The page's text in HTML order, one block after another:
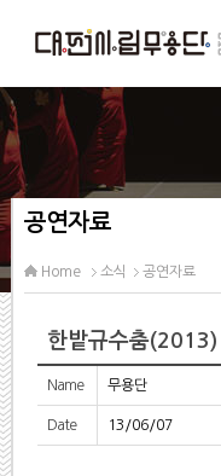
공연자료
Home 소식 공연자료
한밭규수춤(2013)
Name 무용단
Date 13/06/07